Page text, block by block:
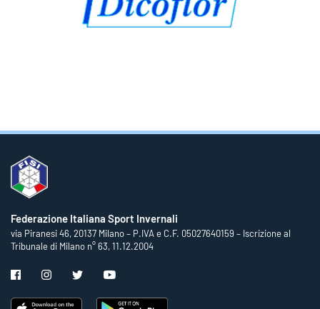
Federazione Italiana Sport Invernali
via Piranesi 46, 20137 Milano – P.IVA e C.F. 05027640159 – Iscrizione al
Tribunale di Milano n° 63, 11.12.2004